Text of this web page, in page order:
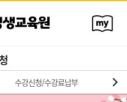
교육원
수강신청/수강료납부